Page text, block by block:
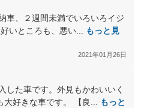
車、２週間未満でいろいろイジ
いところも、悪い...
もっと見
2021年01月26日
した車です。外見もかわいいく
好きな車です。 【良...
もっと